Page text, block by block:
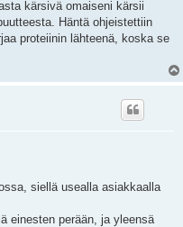
kärsivä omaiseni kärsii
Häntä ohjeistettiin
proteiinin lähteenä, koska se
siellä usealla asiakkaalla
einesten perään, ja yleensä